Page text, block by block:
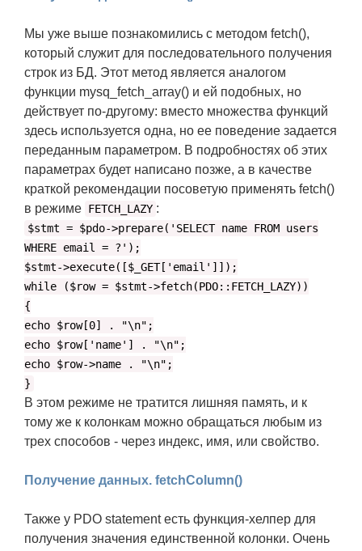
Мы уже выше познакомились с методом fetch(),
который служит для последовательного получения
строк из БД. Этот метод является аналогом
функции mysq_fetch_array() и ей подобных, но
действует по-другому: вместо множества функций
здесь используется одна, но ее поведение задается
переданным параметром. В подробностях об этих
параметрах будет написано позже, а в качестве
краткой рекомендации посоветую применять fetch()
в режиме FETCH_LAZY :
$stmt = $pdo->prepare('SELECT name FROM users
WHERE email = ?');
$stmt->execute([$_GET['email']]);
while ($row = $stmt->fetch(PDO::FETCH_LAZY))
{
echo $row[0] . "\n";
echo $row['name'] . "\n";
echo $row->name . "\n";
}
В этом режиме не тратится лишняя память, и к
тому же к колонкам можно обращаться любым из
трех способов - через индекс, имя, или свойство.
Получение данных. fetchColumn()
Также у PDO statement есть функция-хелпер для
получения значения единственной колонки. Очень